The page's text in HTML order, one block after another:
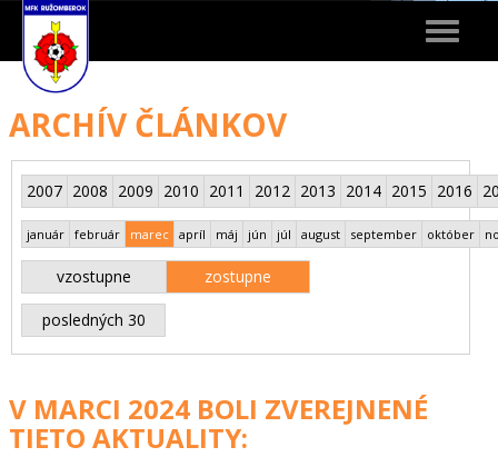
Toggle
ARCHÍV ČLÁNKOV
2007 2008 2009 2010 2011 2012 2013 2014 2015 2016
január február marec apríl máj jún júl august september október
vzostupne zostupne
posledných 30
V MARCI 2024 BOLI ZVEREJNENÉ
TIETO AKTUALITY: